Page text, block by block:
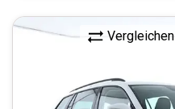
Vergleichen